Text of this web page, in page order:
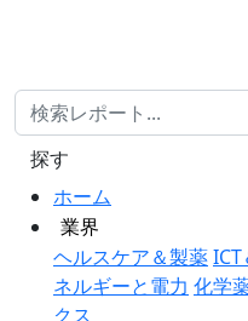
ホーム
業界
ヘルスケア＆製薬
ネルギーと電力 化学
クス
探す